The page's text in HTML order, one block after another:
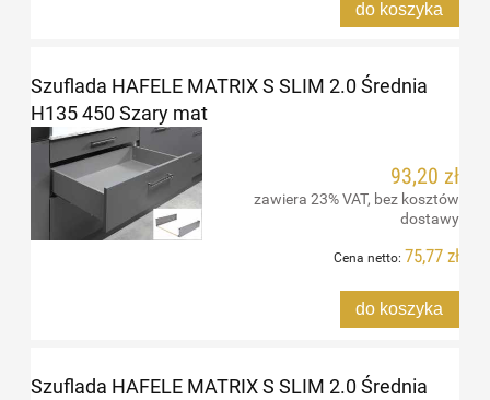
do koszyka
Szuflada HAFELE MATRIX S SLIM 2.0 Średnia
H135 450 Szary mat
93,20 zł
zawiera 23% VAT, bez kosztów
dostawy
Cena netto: 75,77 zł
do koszyka
Szuflada HAFELE MATRIX S SLIM 2.0 Średnia